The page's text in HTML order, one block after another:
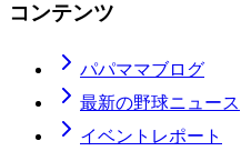
コンテンツ
パパママブログ
最新の野球ニュース
イベントレポート